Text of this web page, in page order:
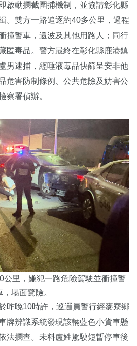
啟動攔截圍捕機制，並協請彰化縣
。雙方一路追逐約40多公里，過程
撞警車，還波及其他用路人；同行
匿毒品。警方最終在彰化縣鹿港鎮
男逮捕，經唾液毒品快篩呈安非他
危害防制條例、公共危險及妨害公
察署偵辦。
公里，嫌犯一路危險駕駛並衝撞警
，場面驚險。
昨晚10時許，巡邏員警行經麥寮鄉
牌辨識系統發現該輛藍色小貨車懸
法攔查。未料盧姓駕駛短暫停車後